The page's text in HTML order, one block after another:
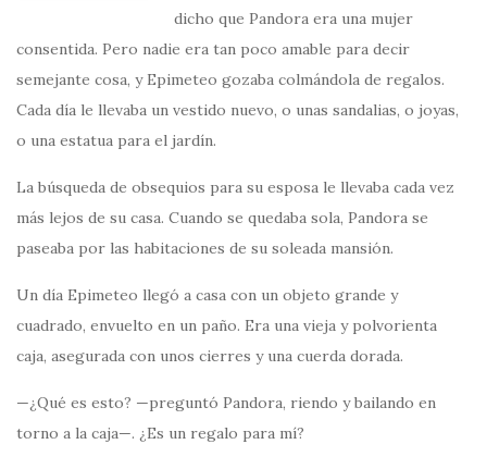
dicho que Pandora era una mujer
consentida. Pero nadie era tan poco amable para decir
semejante cosa, y Epimeteo gozaba colmándola de regalos.
Cada día le llevaba un vestido nuevo, o unas sandalias, o joyas,
o una estatua para el jardín.
La búsqueda de obsequios para su esposa le llevaba cada vez
más lejos de su casa. Cuando se quedaba sola, Pandora se
paseaba por las habitaciones de su soleada mansión.
Un día Epimeteo llegó a casa con un objeto grande y
cuadrado, envuelto en un paño. Era una vieja y polvorienta
caja, asegurada con unos cierres y una cuerda dorada.
—¿Qué es esto? —preguntó Pandora, riendo y bailando en
torno a la caja—. ¿Es un regalo para mí?